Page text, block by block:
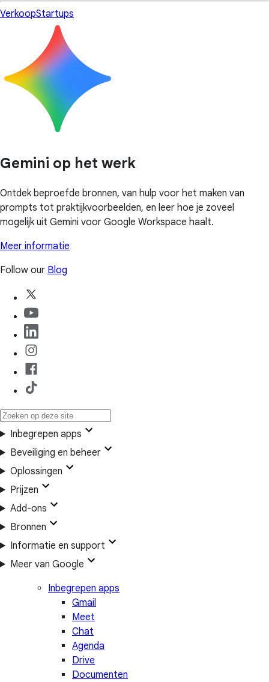
VerkoopStartups
Gemini op het werk
Ontdek beproefde bronnen, van hulp voor het maken van
prompts tot praktijkvoorbeelden, en leer hoe je zoveel
mogelijk uit Gemini voor Google Workspace haalt.
Meer informatie
Follow our Blog
Inbegrepen apps
Beveiliging en beheer
Oplossingen
Prijzen
Add-ons
Bronnen
Informatie en support
Meer van Google
Inbegrepen apps
Gmail
Meet
Chat
Agenda
Drive
Documenten